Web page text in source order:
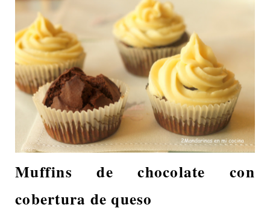
Muffins de chocolate con
cobertura de queso